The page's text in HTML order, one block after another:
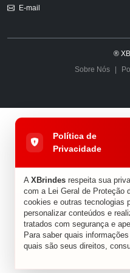
aceitação.
executivos, cadernos e
Escolha brindes úteis
produtos realmente
por muito tempo. Entre
estão:
canecas
sacolas ecológicas
sacolas de TNT
canetas
lápis
E-mail
®
Sobre Nós
Política de
Privacidade
A XBrindes respeita sua
com a Lei Geral de Proteção
cookies e outras tecnologias
personalizar conteúdos e
tratados com segurança e
Para saber quais
quais são seus direitos,